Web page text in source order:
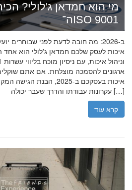
מי הוא חמדאן ג'לולי?
ה־ISO 9001
איכות לעסק שלכם חמדאן ג'לולי הוא
ארגונים להסמכה מוצלחת. אם אתם
איכות בעסקכם ב-2025,
עקרונות עבודתו והדרך שעבר יכולה […]
קרא עוד